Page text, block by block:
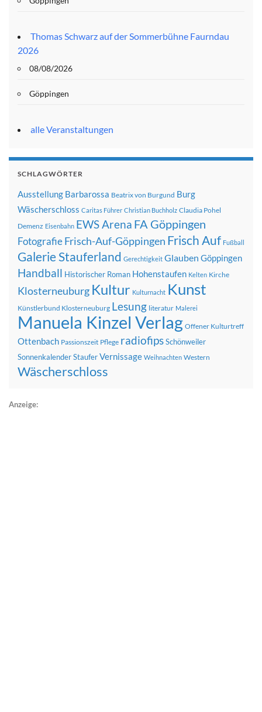
Thomas Schwarz auf der Sommerbühne Faurndau
2026
08/08/2026
Göppingen
alle Veranstaltungen
SCHLAGWÖRTER
Ausstellung Barbarossa Beatrix von Burgund Burg
Wäscherschloss Caritas Führer Christian Buchholz Claudia Pohel
Demenz Eisenbahn EWS Arena FA Göppingen
FotografieFrisch-Auf-Göppingen Frisch Auf Fußball
Galerie Stauferland Gerechtigkeit Glauben Göppingen
Handball Historischer Roman Hohenstaufen Kelten Kirche
Klosterneuburg Kultur Kulturnacht Kunst
Künstlerbund Klosterneuburg Lesung literatur Malerei
Manuela Kinzel Verlag Offener Kulturtreff
Ottenbach Passionszeit Pflege radiofipsSchönweiler
SonnenkalenderStauferVernissage Weihnachten Western
Wäscherschloss
Anzeige: